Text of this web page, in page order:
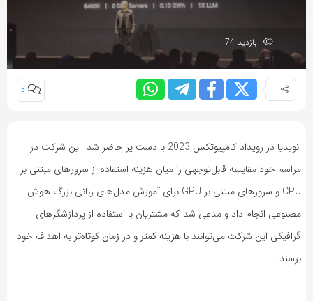
بازدید 74
0
انویدیا در رویداد کامپیوتکس 2023 با دست پر حاضر شد. این شرکت در
مراسم خود مقایسه قابل‌توجهی را میان هزینه استفاده از سرورهای مبتنی بر
CPU و سرورهای مبتنی بر GPU برای آموزش مدل‌های زبانی بزرگ هوش
مصنوعی انجام داد و مدعی شد که مشتریان با استفاده از پردازشگرهای
گرافیکی این شرکت می‌توانند با هزینه کمتر و در زمان کوتاه‌تر به اهداف خود
برسند.